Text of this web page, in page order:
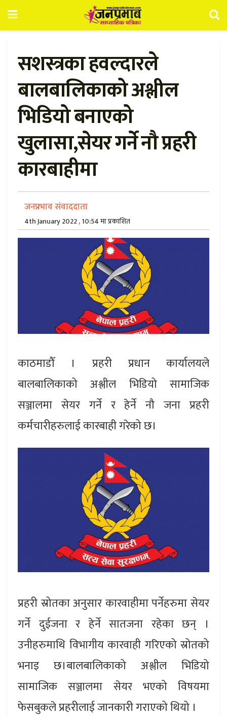
सशस्त्रका हवल्दारले
बालबालिकाको अश्लील
भिडियो बनाएको
खुलासा,सेयर गर्ने नौ प्रहरी
कारबाहीमा
जनप्रभाव संवाददाता
4th January 2022 , 10:54 मा प्रकाशित
काठमाडौँ । प्रहरी प्रधान कार्यालयले
बालबालिकाको अश्लील भिडियो सामाजिक
सञ्जालमा सेयर गर्ने र हेर्ने नौ जना प्रहरी
कर्मचारीहरुलाई कारबाही गरेको छ।
प्रहरी स्रोतका अनुसार कारवाहीमा पर्नेहरुमा सेयर
गर्ने दुईजना र हेर्ने सातजना रहेका छन् ।
उनीहरुमाथि विभागीय कारवाही गरिएको स्रोतको
भनाइ छ।बालबालिकाको अश्लील भिडियो
सामाजिक सञ्जालमा सेयर भएको विषयमा
फेसबुकले प्रहरीलाई जानकारी गराएको थियो ।